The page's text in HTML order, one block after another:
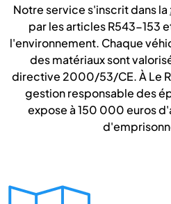
Notre service s'inscrit dans la
par les articles R543-153
l'environnement. Chaque
des matériaux sont
directive 2000/53/CE. À Le
gestion responsable des
expose à 150 000 euros